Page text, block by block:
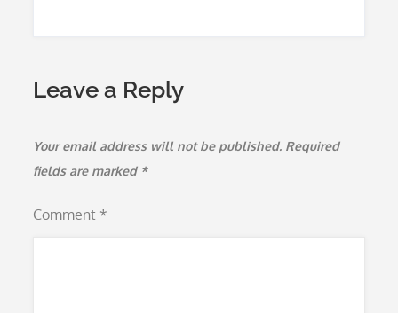
Leave a Reply
Your email address will not be published. Required
fields are marked *
Comment *